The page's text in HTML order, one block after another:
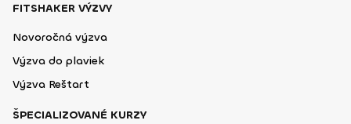
FITSHAKER VÝZVY
Novoročná výzva
Výzva do plaviek
Výzva Reštart
ŠPECIALIZOVANÉ KURZY